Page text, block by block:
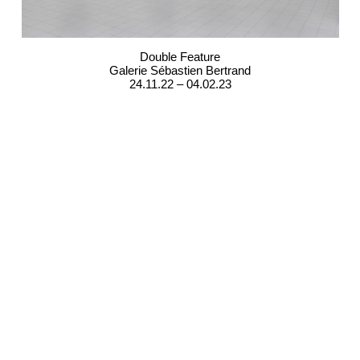
Double Feature
Galerie Sébastien Bertrand
24.11.22 – 04.02.23